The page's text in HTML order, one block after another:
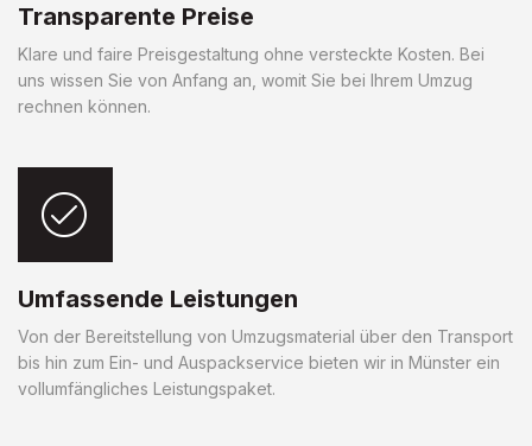
Transparente Preise
Klare und faire Preisgestaltung ohne versteckte Kosten. Bei
uns wissen Sie von Anfang an, womit Sie bei Ihrem Umzug
rechnen können.
Umfassende Leistungen
Von der Bereitstellung von Umzugsmaterial über den Transport
bis hin zum Ein- und Auspackservice bieten wir in Münster ein
vollumfängliches Leistungspaket.